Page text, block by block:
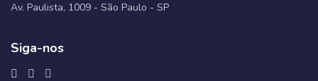
Av. Paulista, 1009 - São Paulo - SP
Siga-nos